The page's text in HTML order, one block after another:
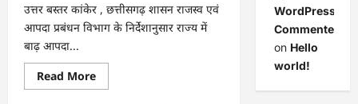
उत्तर बस्तर कांकेर , छत्तीसगढ़ शासन राजस्व एवं
आपदा प्रबंधन विभाग के निर्देशानुसार राज्य में
बाढ़ आपदा...
Read MoreRead
more
WordPress
Commenter
on Hello
world!